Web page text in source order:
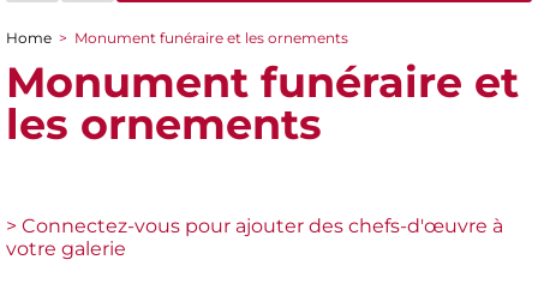
You are here
Home > Monument funéraire et les ornements
Monument funéraire et
les ornements
> Connectez-vous pour ajouter des chefs-d'œuvre à
votre galerie